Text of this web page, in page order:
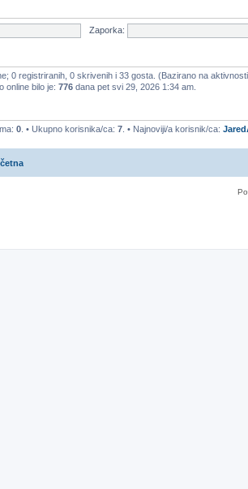
Zaporka:
0 registriranih, 0 skrivenih i 33 gosta. (Bazirano na
online bilo je: 776 dana pet svi 29, 2026 1:34 am.
0 . • Ukupno korisnika/ca: 7 . • Najnoviji/a korisnik/ca: